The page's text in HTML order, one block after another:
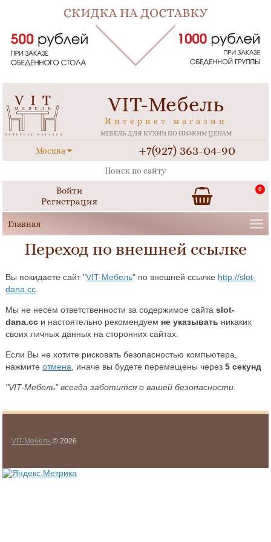
VIT-Мебель
Интернет магазин
МЕБЕЛЬ ДЛЯ КУХНИ ПО НИЗКИМ ЦЕНАМ
Москва +7(927) 363-04-90
Войти
Регистрация
0
Переход по внешней ссылке
Вы покидаете сайт "VIT-Мебель" по внешней ссылке http://slot-
dana.cc
Мы не несем ответственности за содержимое сайтаslot-
dana.cc и настоятельно рекомендуем не указывать никаких
своих личных данных на сторонних сайтах.
Если Вы не хотите рисковать безопасностью компьютера,
нажмитеотмена , иначе вы будете перемещены через5 секунд
"VIT-Мебель" всегда заботится о вашей безопасности.
VIT-Мебель © 2026